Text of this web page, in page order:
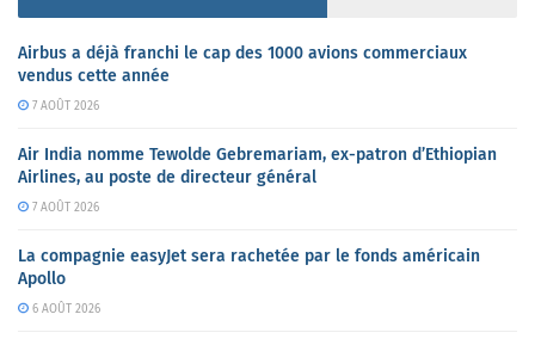
Airbus a déjà franchi le cap des 1000 avions commerciaux
vendus cette année
7 AOÛT 2026
Air India nomme Tewolde Gebremariam, ex-patron d’Ethiopian
Airlines, au poste de directeur général
7 AOÛT 2026
La compagnie easyJet sera rachetée par le fonds américain
Apollo
6 AOÛT 2026